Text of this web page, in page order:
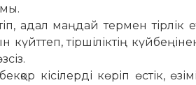
адал маңдай термен
күйттеп, тіршіліктің
кісілерді көріп өстік,